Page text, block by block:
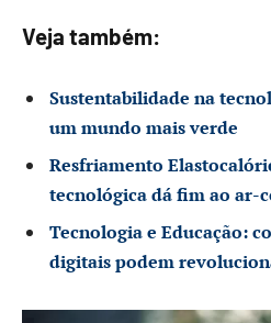
Veja também:
Sustentabilidade na
um mundo mais verde
Resfriamento
tecnológica dá fim ao ar-
Tecnologia e Educação:
digitais podem